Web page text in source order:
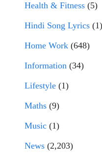
Health & Fitness (5)
Hindi Song Lyrics (1)
Home Work (648)
Information (34)
Lifestyle (1)
Maths (9)
Music (1)
News (2,203)